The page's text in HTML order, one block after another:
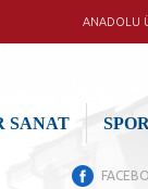
ANADOLU
SANAT SPOR